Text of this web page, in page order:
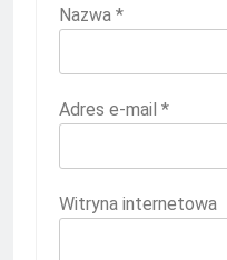
Nazwa *
Adres e-mail *
Witryna internetowa